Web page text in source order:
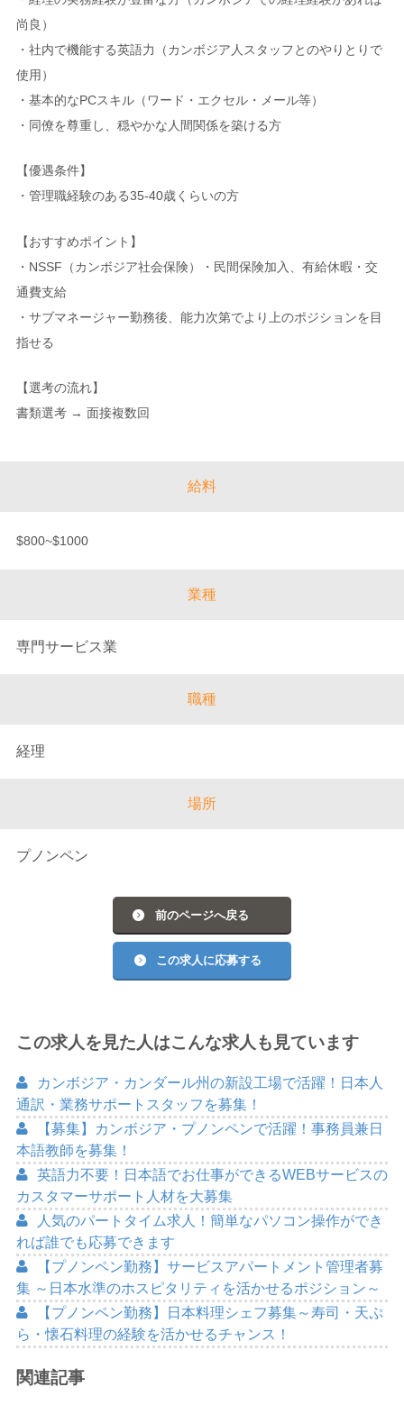
尚良）
・社内で機能する英語力（カンボジア人スタッフとのやりとりで
使用）
・基本的なPCスキル（ワード・エクセル・メール等）
・同僚を尊重し、穏やかな人間関係を築ける方
【優遇条件】
・管理職経験のある35‐40歳くらいの方
【おすすめポイント】
・NSSF（カンボジア社会保険）・民間保険加入、有給休暇・交
通費支給
・サブマネージャー勤務後、能力次第でより上のポジションを目
指せる
【選考の流れ】
書類選考 → 面接複数回
給料
$800~$1000
業種
専門サービス業
職種
経理
場所
プノンペン
前のページへ戻る
この求人に応募する
この求人を見た人はこんな求人も見ています
カンボジア・カンダール州の新設工場で活躍！日本人
通訳・業務サポートスタッフを募集！
【募集】カンボジア・プノンペンで活躍！事務員兼日
本語教師を募集！
英語力不要！日本語でお仕事ができるWEBサービスの
カスタマーサポート人材を大募集
人気のパートタイム求人！簡単なパソコン操作ができ
れば誰でも応募できます
【プノンペン勤務】サービスアパートメント管理者募
集 ～日本水準のホスピタリティを活かせるポジション～
【プノンペン勤務】日本料理シェフ募集～寿司・天ぷ
ら・懐石料理の経験を活かせるチャンス！
関連記事